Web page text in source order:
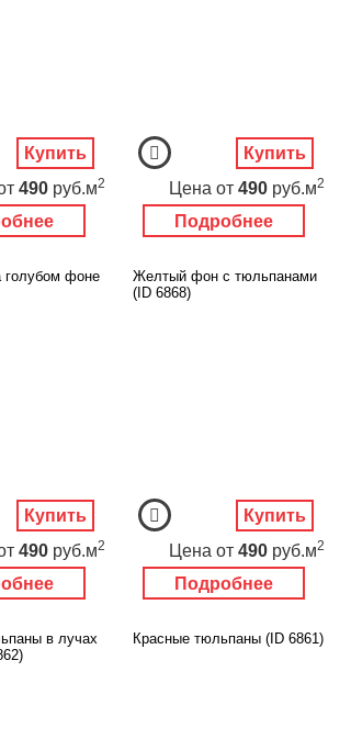
490 руб.м2
Купить
Подробнее
Цена от 490 руб.м2
Купить
голубом фоне
490 руб.м2
Купить
Желтый фон с тюльпанами
(ID 6868)
Подробнее
Цена от 490 руб.м2
Купить
в лучах
Красные тюльпаны (ID 6861)